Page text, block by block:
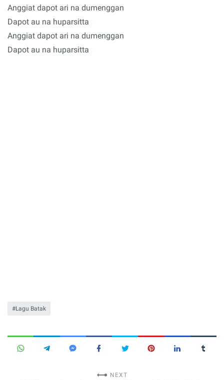
Anggiat dapot ari na dumenggan
Dapot au na huparsitta
Anggiat dapot ari na dumenggan
Dapot au na huparsitta
Lagu Batak
NEXT